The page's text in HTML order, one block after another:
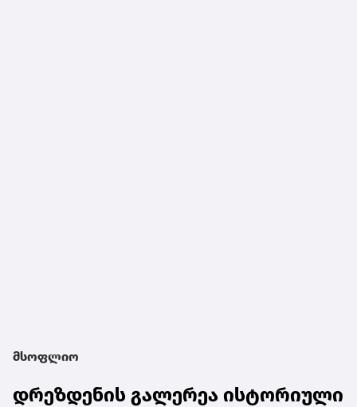
მსოფლიო
დრეზდენის გალერეა ისტორიული